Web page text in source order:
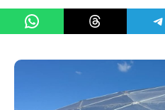
Share on WhatsApp
Share on